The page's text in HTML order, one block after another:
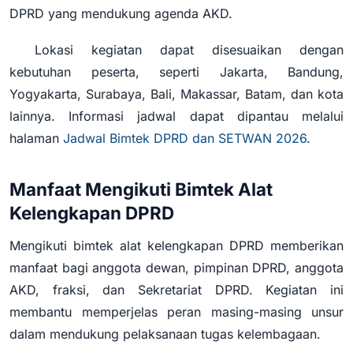
DPRD yang mendukung agenda AKD.
Lokasi kegiatan dapat disesuaikan dengan
kebutuhan peserta, seperti Jakarta, Bandung,
Yogyakarta, Surabaya, Bali, Makassar, Batam, dan kota
lainnya. Informasi jadwal dapat dipantau melalui
halaman Jadwal Bimtek DPRD dan SETWAN 2026.
Manfaat Mengikuti Bimtek Alat
Kelengkapan DPRD
Mengikuti bimtek alat kelengkapan DPRD memberikan
manfaat bagi anggota dewan, pimpinan DPRD, anggota
AKD, fraksi, dan Sekretariat DPRD. Kegiatan ini
membantu memperjelas peran masing-masing unsur
dalam mendukung pelaksanaan tugas kelembagaan.